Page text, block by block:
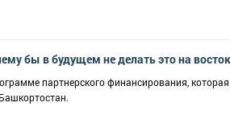
бы в будущем не делать это на
партнерского финансирования,